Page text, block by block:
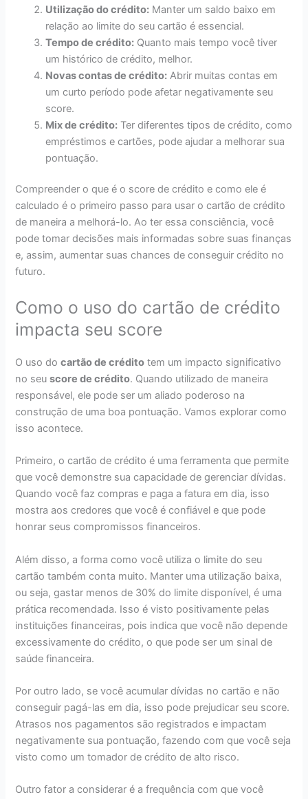
Utilização do crédito: Manter um saldo baixo em
relação ao limite do seu cartão é essencial.
Tempo de crédito: Quanto mais tempo você tiver
um histórico de crédito, melhor.
Novas contas de crédito: Abrir muitas contas em
um curto período pode afetar negativamente seu
score.
Mix de crédito: Ter diferentes tipos de crédito, como
empréstimos e cartões, pode ajudar a melhorar sua
pontuação.
Compreender o que é o score de crédito e como ele é
calculado é o primeiro passo para usar o cartão de crédito
de maneira a melhorá-lo. Ao ter essa consciência, você
pode tomar decisões mais informadas sobre suas finanças
e, assim, aumentar suas chances de conseguir crédito no
futuro.
Como o uso do cartão de crédito
impacta seu score
O uso docartão de crédito tem um impacto significativo
no seuscore de crédito. Quando utilizado de maneira
responsável, ele pode ser um aliado poderoso na
construção de uma boa pontuação. Vamos explorar como
isso acontece.
Primeiro, o cartão de crédito é uma ferramenta que permite
que você demonstre sua capacidade de gerenciar dívidas.
Quando você faz compras e paga a fatura em dia, isso
mostra aos credores que você é confiável e que pode
honrar seus compromissos financeiros.
Além disso, a forma como você utiliza o limite do seu
cartão também conta muito. Manter uma utilização baixa,
ou seja, gastar menos de 30% do limite disponível, é uma
prática recomendada. Isso é visto positivamente pelas
instituições financeiras, pois indica que você não depende
excessivamente do crédito, o que pode ser um sinal de
saúde financeira.
Por outro lado, se você acumular dívidas no cartão e não
conseguir pagá-las em dia, isso pode prejudicar seu score.
Atrasos nos pagamentos são registrados e impactam
negativamente sua pontuação, fazendo com que você seja
visto como um tomador de crédito de alto risco.
Outro fator a considerar é a frequência com que você